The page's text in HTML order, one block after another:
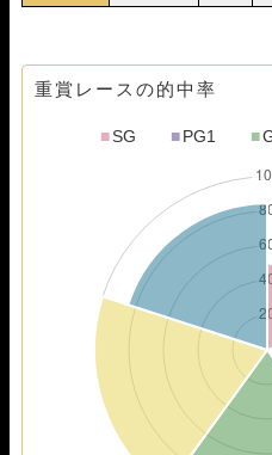
重賞レースの的中率
■SG ■ PG1 ■